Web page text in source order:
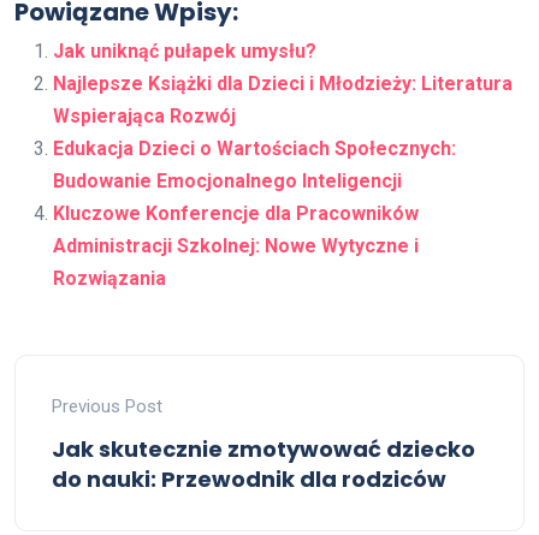
Powiązane Wpisy:
Jak uniknąć pułapek umysłu?
Najlepsze Książki dla Dzieci i Młodzieży: Literatura
Wspierająca Rozwój
Edukacja Dzieci o Wartościach Społecznych:
Budowanie Emocjonalnego Inteligencji
Kluczowe Konferencje dla Pracowników
Administracji Szkolnej: Nowe Wytyczne i
Rozwiązania
Previous Post
Jak skutecznie zmotywować dziecko
do nauki: Przewodnik dla rodziców